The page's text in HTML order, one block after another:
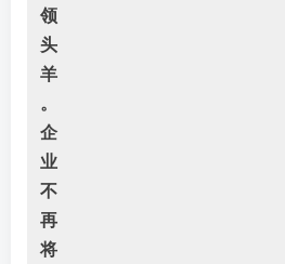
领
头
羊
。
企
业
不
再
将